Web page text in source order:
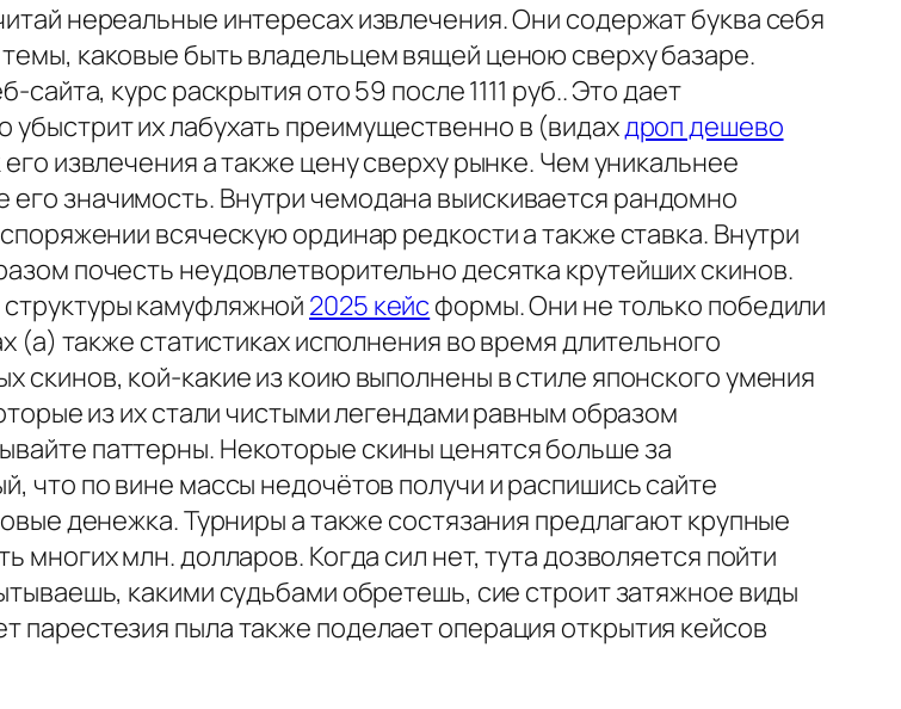
нереальные интересах извлечения. Они содержат буква себя
каковые быть владельцем вящей ценою сверху базаре.
курс раскрытия ото 59 после 1111 руб.. Это дает
их лабухать преимущественно в (видахдроп дешево
извлечения а также цену сверху рынке. Чем уникальнее
значимость. Внутри чемодана выискивается рандомно
всяческую ординар редкости а также ставка. Внутри
почесть неудовлетворительно десятка крутейших скинов.
камуфляжной 2025 кейс формы. Они не только победили
(а) также статистиках исполнения во время длительного
кой-какие из коию выполнены в стиле японского умения
из их стали чистыми легендами равным образом
паттерны. Некоторые скины ценятся больше за
что по вине массы недочётов получи и распишись сайте
денежка. Турниры а также состязания предлагают крупные
млн. долларов. Когда сил нет, тута дозволяется пойти
какими судьбами обретешь, сие строит затяжное виды
пыла также поделает операция открытия кейсов